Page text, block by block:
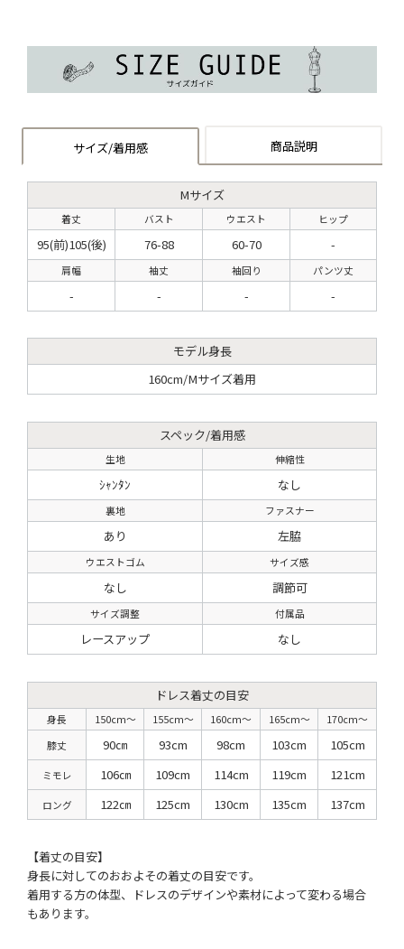
サイズ/着用感 商品説明
Mサイズ
着丈 バスト ウエスト ヒップ
95(前)105(後) 76-88 60-70 -
肩幅 袖丈 袖回り パンツ丈
- - - -
モデル身長
160cm/Mサイズ着用
スペック/着用感
生地 伸縮性
ｼｬﾝﾀﾝ なし
裏地 ファスナー
あり 左脇
ウエストゴム サイズ感
なし 調節可
サイズ調整 付属品
レースアップ なし
ドレス着丈の目安
身長 150cm〜 155cm〜 160cm〜 165cm〜
170cm〜
膝丈
90㎝ 93cm 98cm 103cm 105cm
ミモレ 106㎝ 109cm 114cm 119cm 121cm
ロング 122㎝ 125cm 130cm 135cm 137cm
【着丈の目安】
身長に対してのおおよその着丈の目安です。
着用する方の体型、ドレスのデザインや素材によって変わる場合
もあります。